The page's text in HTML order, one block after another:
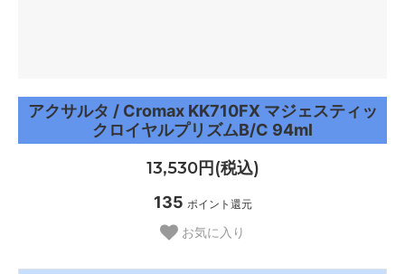
アクサルタ / Cromax KK710FX マジェスティッ
クロイヤルプリズムB/C 94ml
13,530円(税込)
135 ポイント還元
お気に入り